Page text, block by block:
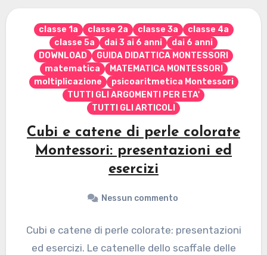
classe 1a classe 2a classe 3a
classe 4a
classe 5a
dai 3 ai 6 anni
dai 6 anni
DOWNLOAD
GUIDA DIDATTICA MONTESSORI
matematica
MATEMATICA MONTESSORI
moltiplicazione
psicoaritmetica Montessori
TUTTI GLI ARGOMENTI PER ETA'
TUTTI GLI ARTICOLI
Cubi e catene di perle colorate
Montessori: presentazioni ed
esercizi
Nessun commento
Cubi e catene di perle colorate: presentazioni
ed esercizi. Le catenelle dello scaffale delle